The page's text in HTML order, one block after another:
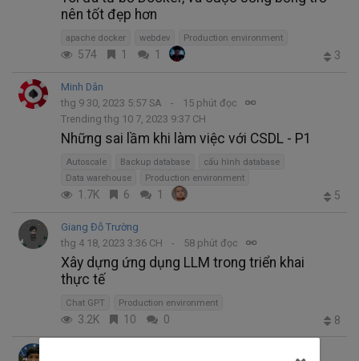
nên tốt đẹp hơn
apache docker webdev Production environment
574 1 1 3
Minh Dân
thg 9 30, 2023 5:57 SA
15 phút đọc
Trending thg 10 7, 2023 9:37 CH
Những sai lầm khi làm việc với CSDL - P1
Autoscale Backup database
cấu hình database
Data warehouse
Production environment
1.7K 6 1 5
Giang Đỗ Trường
thg 4 18, 2023 3:36 CH
58 phút đọc
Xây dựng ứng dụng LLM trong triển khai
thực tế
Chat GPT Production environment
3.2K 10 0 8